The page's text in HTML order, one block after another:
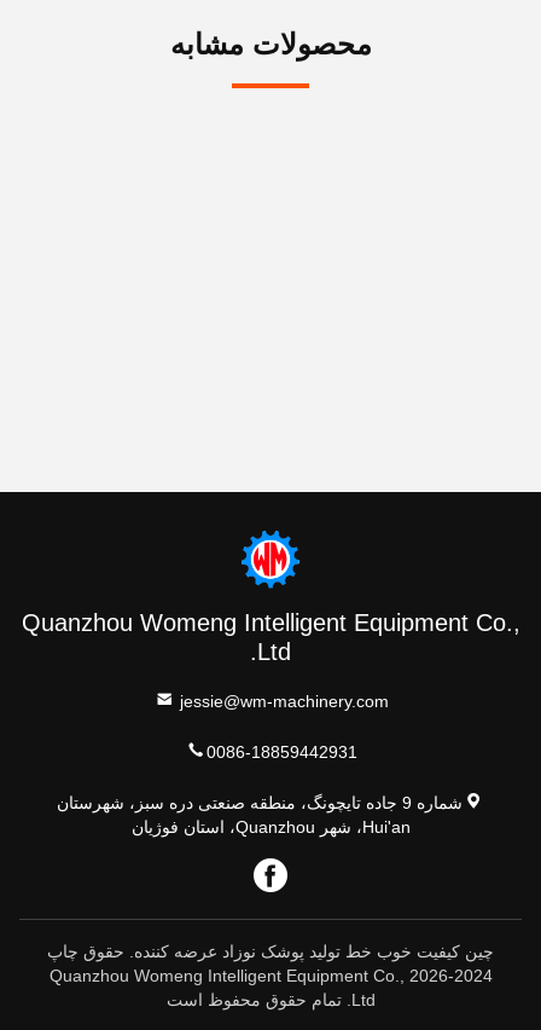
محصولات مشابه
Quanzhou Womeng Intelligent Equipment Co.,
Ltd.
jessie@wm-machinery.com
0086-18859442931
شماره 9 جاده تایچونگ، منطقه صنعتی دره سبز، شهرستان
Hui'an، شهر Quanzhou، استان فوژیان
چین کیفیت خوب خط تولید پوشک نوزاد عرضه کننده. حقوق چاپ
2024-2026 Quanzhou Womeng Intelligent Equipment Co.,
Ltd. تمام حقوق محفوظ است